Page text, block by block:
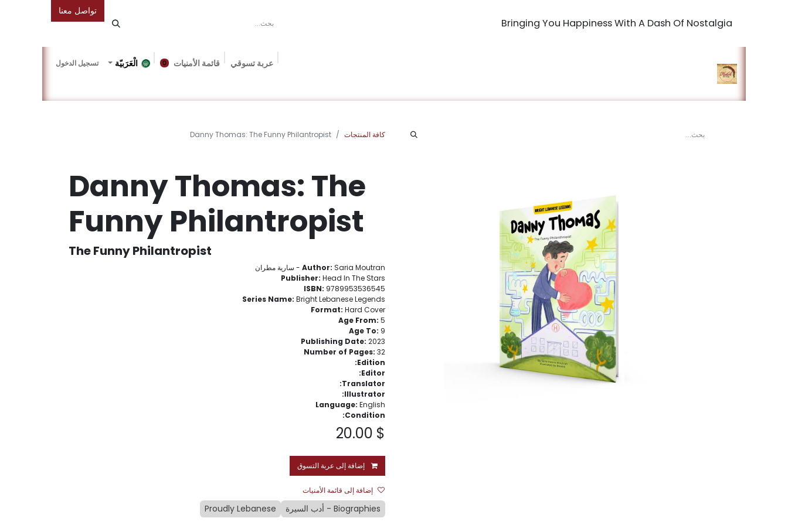
تواصل معنا
عربة تسوقي 0 قائمة الأمنيات الْعَرَبيّة تسجيل الدخول
كافة المنتجات Danny Thomas: The Funny Philantropist
Danny Thomas: The
Funny Philantropist
The Funny Philantropist
Author: Saria Moutran - سارية مطران
Publisher: Head In The Stars
ISBN: 9789953536545
Series Name: Bright Lebanese Legends
Format: Hard Cover
Age From: 5
Age To: 9
Publishing Date: 2023
Number of Pages: 32
Edition:
Editor:
Translator:
Illustrator:
Language: English
Condition:
$
20.00
إضافة إلى عربة التسوق
إضافة إلى قائمة الأمنيات
Biographies - أدب السيرة Proudly Lebanese